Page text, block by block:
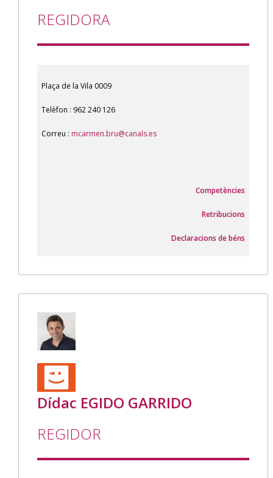
REGIDORA
Plaça de la Vila 0009
Telèfon : 962 240 126
Correu : mcarmen.bru@canals.es
Competències
Retribucions
Declaracions de béns
Dídac EGIDO GARRIDO
REGIDOR